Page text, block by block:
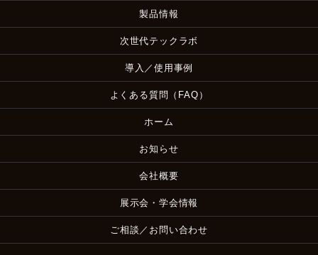
製品情報
次世代テックラボ
導入／使用事例
よくある質問（FAQ）
ホーム
お知らせ
会社概要
展示会・学会情報
ご相談／お問い合わせ